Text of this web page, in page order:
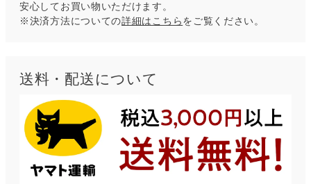
安心してお買い物いただけます。
※決済方法についての詳細はこちらをご覧ください。
送料・配送について